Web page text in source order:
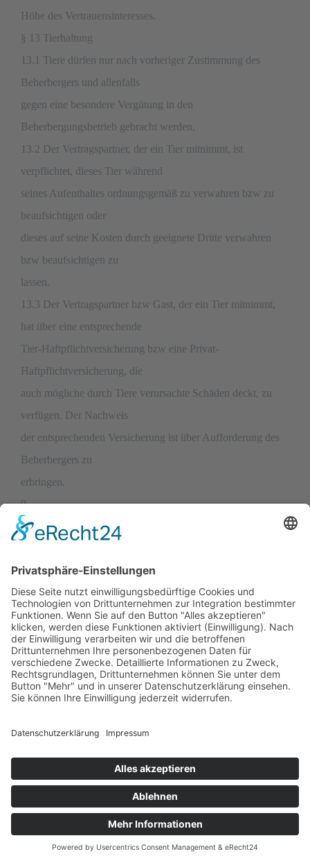
Höhe des Vertrauensinteresses.
§ 13 Tierhaltung
13.1 Tiere dürfen nur nach vorheriger Zustimmung des
Beherbergers und allenfalls
gegen eine besondere Vergütung in den
Beherbergungsbetrieb gebracht werden.
13.2 Der Vertragspartner, der ein Tier mitnimmt, ist
verpflichtet, dieses Tier während
seines Aufenthaltes ordnungsgemäß zu verwahren bzw zu
beaufsichtigen oder
dieses auf seine Kosten durch geeignete Dritte verwahren
bzw beaufsichtigen zu
lassen.
13.3 Der Vertragspartner bzw Gast, der ein Tier mitnimmt,
hat über eine entsprechende
Tier-Haftpflichtversicherung bzw eine Privat-
Haftpflichtversicherung, die
auch mögliche durch Tiere verursachte Schäden deckt, zu
verfügen. Der Nachweis
der entsprechenden Versicherung ist über Aufforderung des
Beherbergers zu
erbringen.
9
13.4 Der Vertragspartner bzw sein Versicherer haften dem
ungeteilten Hand für den Schaden, den mitgebrachte Tiere
anrichten. Der Schaden
umfasst insbesondere auch jene Ersatzleistungen des
Beherbergers, die der
Beherberger gegenüber Dritten zu erbringen hat.
13.5 In den Salons, Gesellschafts-, Restauranträumen und
Wellnessbereichen dürfen
14.1 Der Vertragspartner hat keinen Anspruch darauf, dass
wird. Kündigt der Vertragspartner seinen Wunsch auf
Verlängerung des Aufenthalts